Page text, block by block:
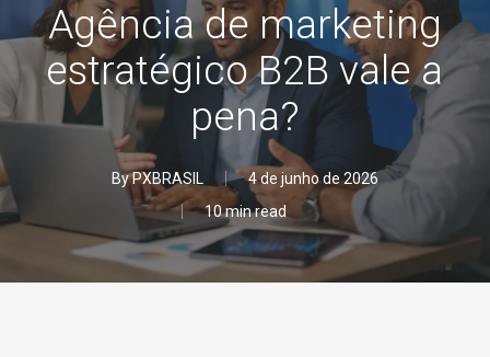
Agência de marketing
estratégico B2B vale a
pena?
ByPXBRASIL
4 de junho de 2026
10 min read